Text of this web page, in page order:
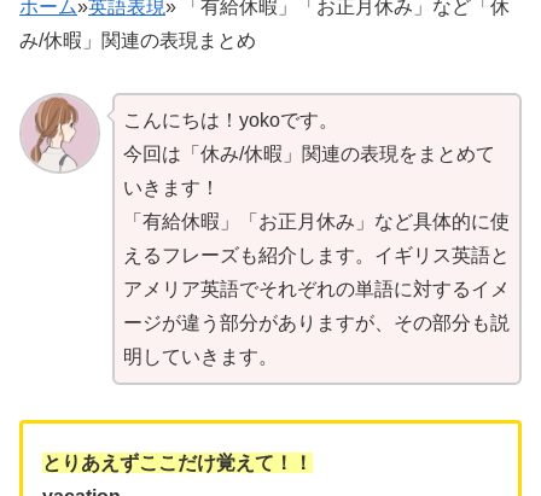
ホーム»英語表現» 「有給休暇」「お正月休み」など「休
み/休暇」関連の表現まとめ
こんにちは！yokoです。
今回は「休み/休暇」関連の表現をまとめて
いきます！
「有給休暇」「お正月休み」など具体的に使
えるフレーズも紹介します。イギリス英語と
アメリア英語でそれぞれの単語に対するイメ
ージが違う部分がありますが、その部分も説
明していきます。
とりあえずここだけ覚えて！！